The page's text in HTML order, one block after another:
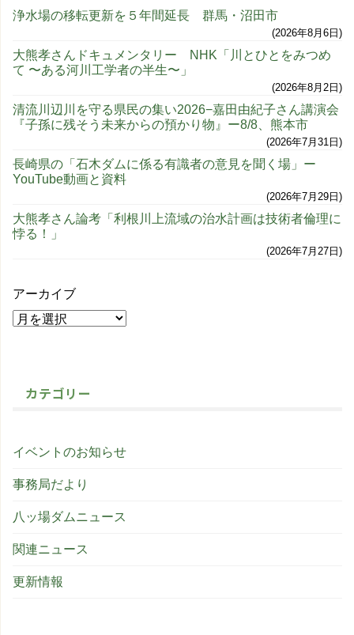
浄水場の移転更新を５年間延長 群馬・沼田市
2026年8月6日
大熊孝さんドキュメンタリー NHK「川とひとをみつめ
て 〜ある河川工学者の半生〜」
2026年8月2日
清流川辺川を守る県民の集い2026−嘉田由紀子さん講演会
『子孫に残そう未来からの預かり物』ー8/8、熊本市
2026年7月31日
長崎県の「石木ダムに係る有識者の意見を聞く場」ー
YouTube動画と資料
2026年7月29日
大熊孝さん論考「利根川上流域の治水計画は技術者倫理に
悖る！」
2026年7月27日
アーカイブ
カテゴリー
イベントのお知らせ
事務局だより
八ッ場ダムニュース
関連ニュース
更新情報